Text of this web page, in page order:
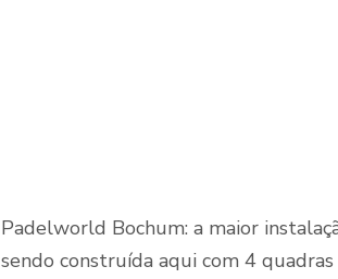
Padelworld Bochum: a maior
sendo construída aqui com 4
Interior
ar livre